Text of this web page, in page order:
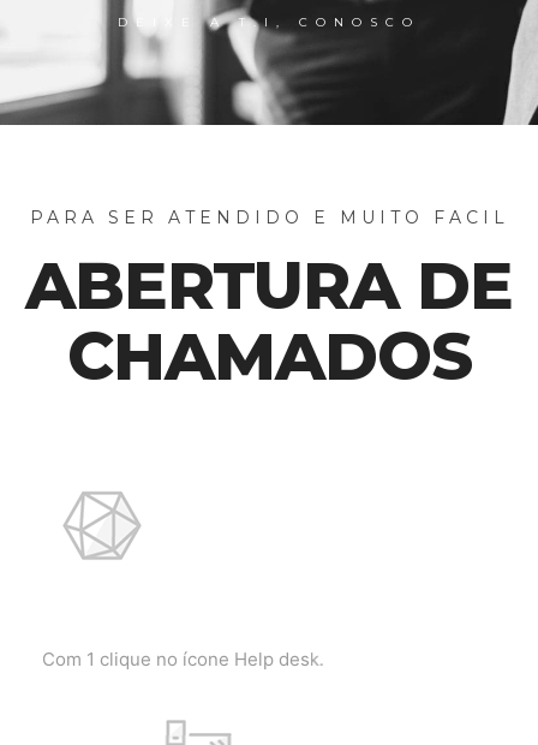
DEIXE A T.I, CONOSCO
PARA SER ATENDIDO E MUITO FACIL
ABERTURA DE
CHAMADOS
Com 1 clique no ícone Help desk.